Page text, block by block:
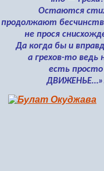
Остаются
продолжают
не прося
Да когда бы и
а грехов-то ведь
есть просто